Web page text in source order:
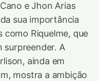
e Jhon Arias
sua importância
Riquelme, que
surpreender. A
ainda em
mostra a ambição